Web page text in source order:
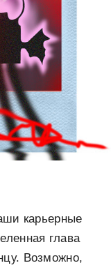
карьерные
глава
Возможно,